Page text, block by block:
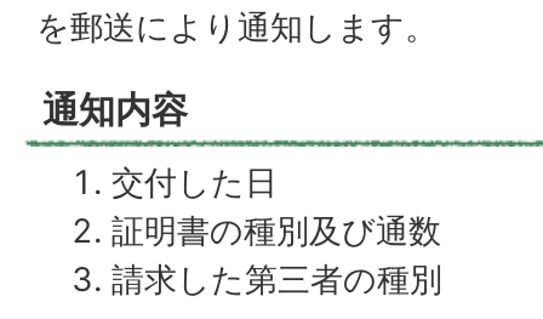
を郵送により通知します。
通知内容
交付した日
証明書の種別及び通数
請求した第三者の種別